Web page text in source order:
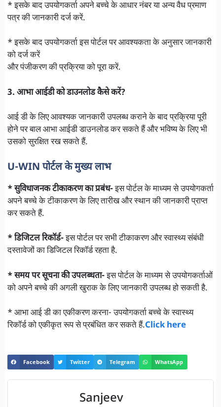
* इसके बाद उपयोगकर्ता अपने बच्चे के आधार नंबर या अन्य वैध प्रमाण
पत्र की जानकारी दर्ज करें.
* इसके बाद उपयोगकर्ता इस पोर्टल पर आवश्यकता के अनुसार जानकारी
को दर्ज करें
और पंजीकरण की प्रक्रिया को पूरा करें.
3. आभा आईडी को डाउनलोड कैसे करें?
आई डी के लिए आवश्यक जानकारी उपलब्ध कराने के बाद प्रक्रिया पूरी
होने पर बाल आभा आईडी डाउनलोड कर सकते हैं और भविष्य के लिए भी
उसको सुरक्षित रख सकते हैं.
U-WIN पोर्टल के मुख्य लाभ
* सुविधाजनक टीकाकरण का प्रबंध-इस पोर्टल के माध्यम से उपयोगकर्ता
अपने बच्चे के टीकाकरण के लिए तारीख और स्थान की जानकारी प्राप्त
कर सकते हैं.
* डिजिटल रिकॉर्ड-इस पोर्टल पर सभी टीकाकरण और स्वास्थ्य संबंधी
दस्तावेजों का डिजिटल रिकॉर्ड रहता है.
* समय पर सूचना की उपलब्धता-इस पोर्टल के माध्यम से उपयोगकर्ताओं
को अपने बच्चे की अगली खुराक के लिए जानकारी उपलब्ध हो सकती है.
* आभा आई डी का एकीकरण करना- उपयोगकर्ता बच्चे के स्वास्थ्य
रिकॉर्ड को एकीकृत रूप से प्रबंधित कर सकते हैं.Click here
Facebook Twitter Telegram WhatsApp
Sanjeev